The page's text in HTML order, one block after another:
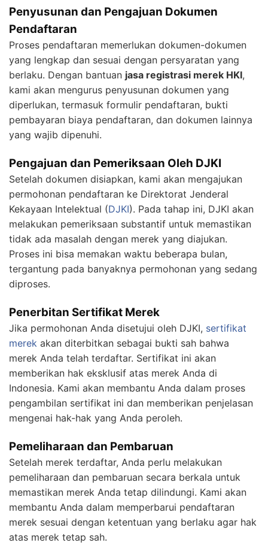
Penyusunan dan Pengajuan Dokumen
Pendaftaran
Proses pendaftaran memerlukan dokumen-dokumen
yang lengkap dan sesuai dengan persyaratan yang
berlaku. Dengan bantuan jasa registrasi merek HKI,
kami akan mengurus penyusunan dokumen yang
diperlukan, termasuk formulir pendaftaran, bukti
pembayaran biaya pendaftaran, dan dokumen lainnya
yang wajib dipenuhi.
Pengajuan dan Pemeriksaan Oleh DJKI
Setelah dokumen disiapkan, kami akan mengajukan
permohonan pendaftaran ke Direktorat Jenderal
Kekayaan Intelektual (DJKI). Pada tahap ini, DJKI akan
melakukan pemeriksaan substantif untuk memastikan
tidak ada masalah dengan merek yang diajukan.
Proses ini bisa memakan waktu beberapa bulan,
tergantung pada banyaknya permohonan yang sedang
diproses.
Penerbitan Sertifikat Merek
Jika permohonan Anda disetujui oleh DJKI, sertifikat
merek akan diterbitkan sebagai bukti sah bahwa
merek Anda telah terdaftar. Sertifikat ini akan
memberikan hak eksklusif atas merek Anda di
Indonesia. Kami akan membantu Anda dalam proses
pengambilan sertifikat ini dan memberikan penjelasan
mengenai hak-hak yang Anda peroleh.
Pemeliharaan dan Pembaruan
Setelah merek terdaftar, Anda perlu melakukan
pemeliharaan dan pembaruan secara berkala untuk
memastikan merek Anda tetap dilindungi. Kami akan
membantu Anda dalam memperbarui pendaftaran
merek sesuai dengan ketentuan yang berlaku agar hak
atas merek tetap sah.